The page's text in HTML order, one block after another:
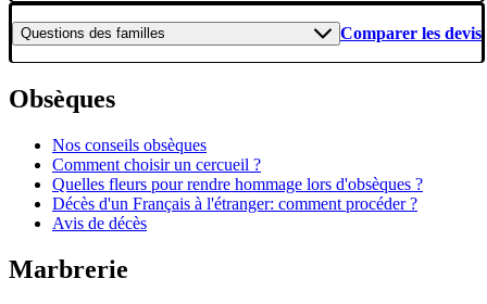
Questions des familles Comparer les devis
Obsèques
Nos conseils obsèques
Comment choisir un cercueil ?
Quelles fleurs pour rendre hommage lors d'obsèques ?
Décès d'un Français à l'étranger: comment procéder ?
Avis de décès
Marbrerie